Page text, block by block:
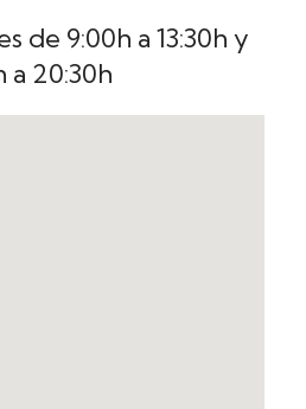
de 9:00h a 13:30h y
a 20:30h